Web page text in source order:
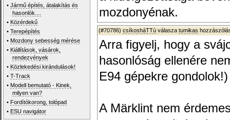
•Jármű építés, átalakítás és
hasonlók....
• Közérdekű
•Terepépítés
• Mozdony sebesség mérése
• Kiállítások, vásárok,
rendezvények
• Közlekedési kirándulások!
•T-Track
• Modell bemutató - Kinek,
milyen van?
• Fordítókorong, tolópad
• ESU navigátor
mozdonyénak.
(#70786) csíkosháTTú válasza tumikas
Arra figyelj, hogy a
hasonlóság ellenére
E94 gépekre gondolok!)
A Märklint nem